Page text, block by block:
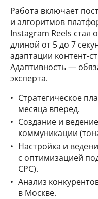
Работа включает
и алгоритмов
Instagram Reels стал
длиной от 5 до 7
адаптации контент-
Адаптивность —
эксперта.
Стратегическое
месяца вперед.
Создание и
коммуникации
Настройка и
с оптимизацией
CPC).
Анализ
в Москве.